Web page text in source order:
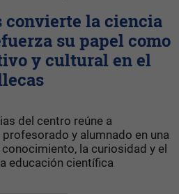
convierte la ciencia
su papel como
y cultural en el
del centro reúne a
y alumnado en una
la curiosidad y el
educación científica